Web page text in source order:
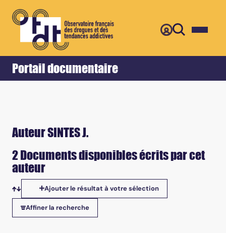
Portail documentaire
Accueil Retour
Auteur SINTES J.
2 Documents disponibles écrits par cet
auteur
Tris disponibles
Ajouter le résultat à votre sélection
Affiner la recherche